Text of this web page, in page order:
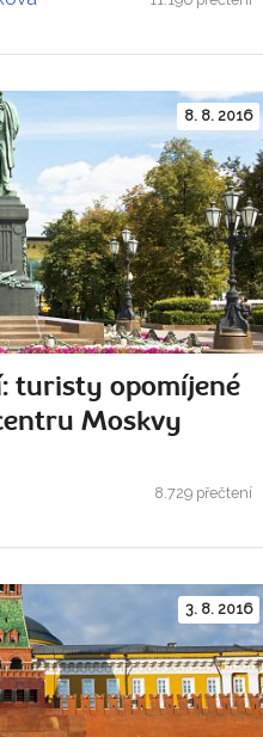
8. 8. 2016
turisty opomíjené
Moskvy
8.729 přečtení
3. 8. 2016